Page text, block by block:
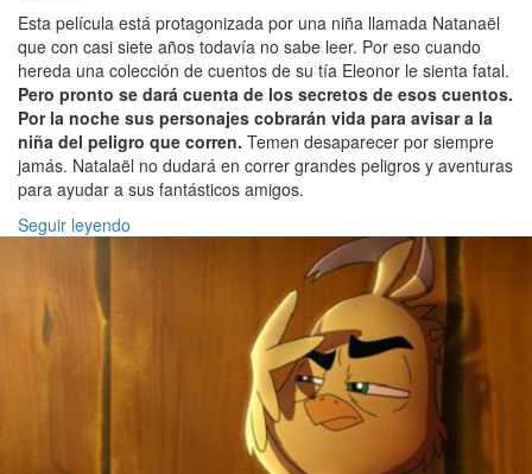
Esta película está protagonizada por una niña llamada Natanaël
que con casi siete años todavía no sabe leer. Por eso cuando
hereda una colección de cuentos de su tía Eleonor le sienta fatal.
Pero pronto se dará cuenta de los secretos de esos cuentos.
Por la noche sus personajes cobrarán vida para avisar a la
niña del peligro que corren. Temen desaparecer por siempre
jamás. Natalaël no dudará en correr grandes peligros y aventuras
para ayudar a sus fantásticos amigos.
Seguir leyendo